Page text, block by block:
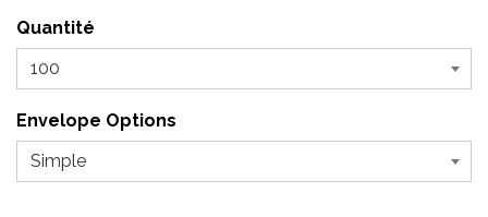
Quantité
Envelope Options